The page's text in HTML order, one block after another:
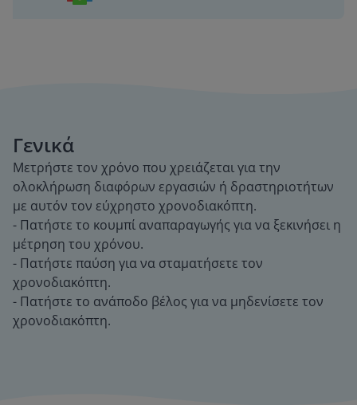
Γενικά
Μετρήστε τον χρόνο που χρειάζεται για την
ολοκλήρωση διαφόρων εργασιών ή δραστηριοτήτων
με αυτόν τον εύχρηστο χρονοδιακόπτη.
- Πατήστε το κουμπί αναπαραγωγής για να ξεκινήσει η
μέτρηση του χρόνου.
- Πατήστε παύση για να σταματήσετε τον
χρονοδιακόπτη.
- Πατήστε το ανάποδο βέλος για να μηδενίσετε τον
χρονοδιακόπτη.